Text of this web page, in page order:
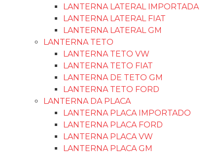
LANTERNA LATERAL IMPORTADA
LANTERNA LATERAL FIAT
LANTERNA LATERAL GM
LANTERNA TETO
LANTERNA TETO VW
LANTERNA TETO FIAT
LANTERNA DE TETO GM
LANTERNA TETO FORD
LANTERNA DA PLACA
LANTERNA PLACA IMPORTADO
LANTERNA PLACA FORD
LANTERNA PLACA VW
LANTERNA PLACA GM